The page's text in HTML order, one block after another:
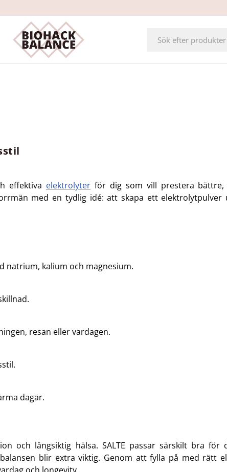
effektiva elektrolyterför dig som vill prestera bättre,
med en tydlig idé: att skapa ett
natrium, kalium och magnesium.
resan eller vardagen.
dagar.
och långsiktig hälsa. SALTE passar särskilt bra för
blir extra viktig. Genom att fylla på med rätt